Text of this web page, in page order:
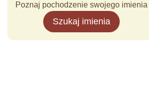
Poznaj pochodzenie swojego imienia
Szukaj imienia